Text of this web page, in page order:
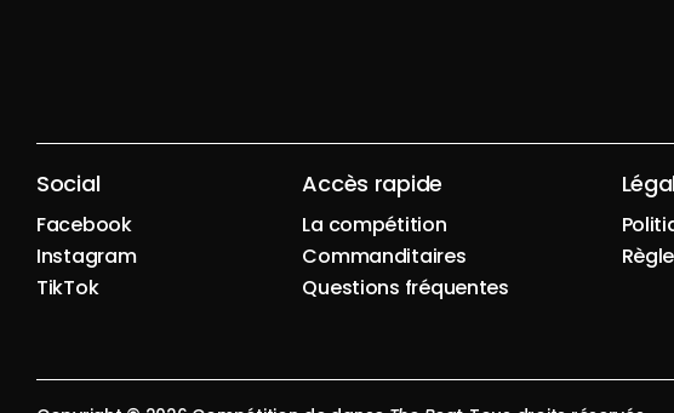
Social
Facebook
Instagram
TikTok
Accès rapide
La compétition
Commanditaires
Questions fréquentes
Légal